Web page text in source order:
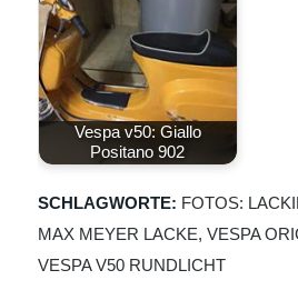
Vespa v50: Giallo
Positano 902
SCHLAGWORTE: FOTOS:
MAX MEYER LACKE, VESPA
VESPA V50 RUNDLICHT